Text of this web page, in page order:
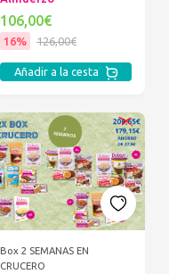
106,00€
16% 126,00€
Añadir a la cesta
Box 2 SEMANAS EN
CRUCERO